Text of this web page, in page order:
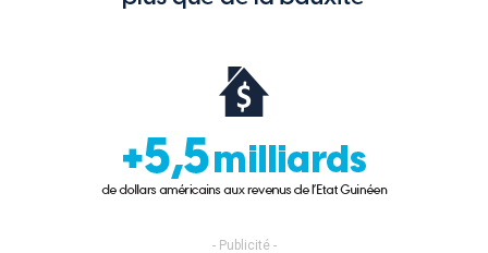
- Publicité -